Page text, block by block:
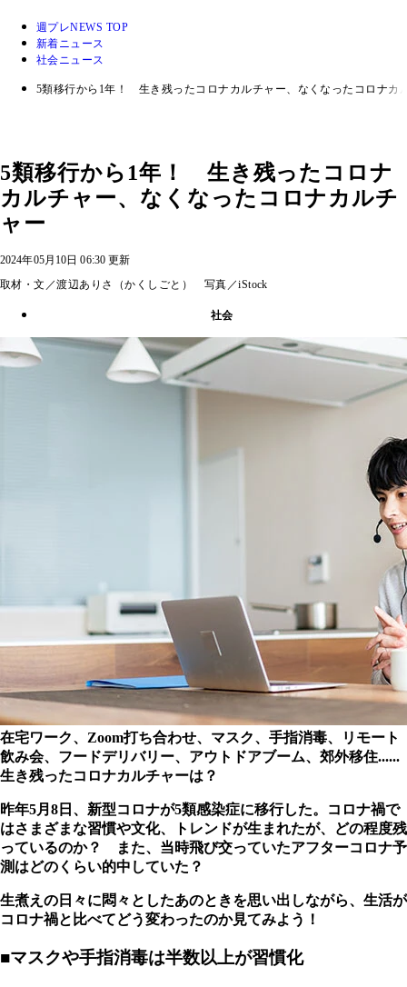
週プレNEWS TOP
新着ニュース
社会ニュース
5類移行から1年！ 生き残ったコロナカルチャー、なくなったコロナカ
5類移行から1年！ 生き残ったコロナ
カルチャー、なくなったコロナカルチ
ャー
2024年05月10日 06:30 更新
取材・文／渡辺ありさ（かくしごと） 写真／iStock
社会
在宅ワーク、Zoom打ち合わせ、マスク、手指消毒、リモート
飲み会、フードデリバリー、アウトドアブーム、郊外移住......
生き残ったコロナカルチャーは？
昨年5月8日、新型コロナが5類感染症に移行した。コロナ禍で
はさまざまな習慣や文化、トレンドが生まれたが、どの程度残
っているのか？ また、当時飛び交っていたアフターコロナ予
測はどのくらい的中していた？
生煮えの日々に悶々としたあのときを思い出しながら、生活が
コロナ禍と比べてどう変わったのか見てみよう！
■マスクや手指消毒は半数以上が習慣化